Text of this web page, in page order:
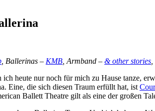
, Ballerinas – KMB , Armband – & other stories
heute nur noch für mich zu Hause tanze,
Eine, die sich diesen Traum erfüllt hat, ist
Ballett Theatre gilt als eine der großen